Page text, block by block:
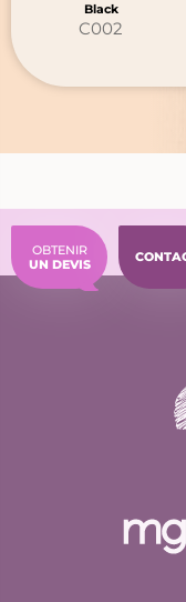
Black
C002
OBTENIR
UN DEVIS